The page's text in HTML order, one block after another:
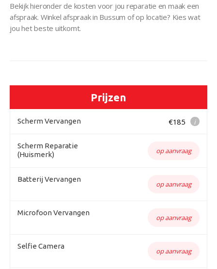
Bekijk hieronder de kosten voor jou reparatie en maak een
afspraak. Winkel afspraak in Bussum of op locatie? Kies wat
jou het beste uitkomt.
Prijzen
Scherm Vervangen i
€185
Scherm Reparatie
(Huismerk)
op aanvraag
Batterij Vervangen
op aanvraag
Microfoon Vervangen
op aanvraag
Selfie Camera
op aanvraag